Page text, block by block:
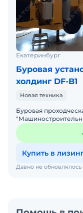
Екатеринбург
Буровая
холдинг DF-B1
Новая техника
Буровая
разные. Отгрузка с
Купить в
Давно не обновлялось